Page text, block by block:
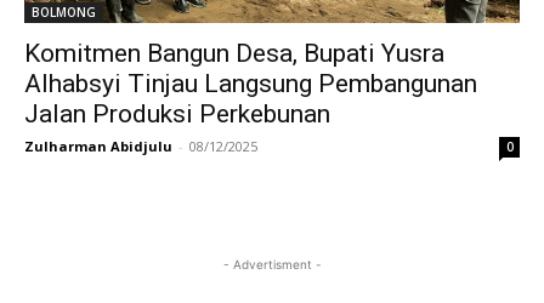
BOLMONG
Komitmen Bangun Desa, Bupati Yusra
Alhabsyi Tinjau Langsung Pembangunan
Jalan Produksi Perkebunan
Zulharman Abidjulu - 08/12/2025 0
- Advertisment -